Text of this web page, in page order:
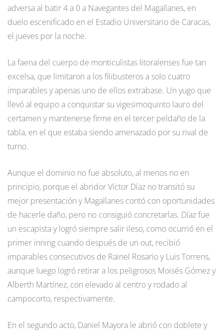
adversa al batir 4 a 0 a Navegantes del Magallanes, en
duelo escenificado en el Estadio Universitario de Caracas,
el jueves por la noche.
La faena del cuerpo de monticulistas litoralenses fue tan
excelsa, que limitaron a los filibusteros a solo cuatro
imparables y apenas uno de ellos extrabase. Un yugo que
llevó al equipo a conquistar su vigesimoquinto lauro del
certamen y mantenerse firme en el tercer peldaño de la
tabla, en el que estaba siendo amenazado por su rival de
turno.
Aunque el dominio no fue absoluto, al menos no en
principio, porque el abridor Víctor Díaz no transitó su
mejor presentación y Magallanes contó con oportunidades
de hacerle daño, pero no consiguió concretarlas. Díaz fue
un escapista y logró siempre salir ileso, como ocurrió en el
primer inning cuando después de un out, recibió
imparables consecutivos de Rainel Rosario y Luis Torrens,
aunque luego logró retirar a los peligrosos Moisés Gómez y
Alberth Martínez, con elevado al centro y rodado al
campocorto, respectivamente.
En el segundo acto, Daniel Mayora le abrió con doblete y